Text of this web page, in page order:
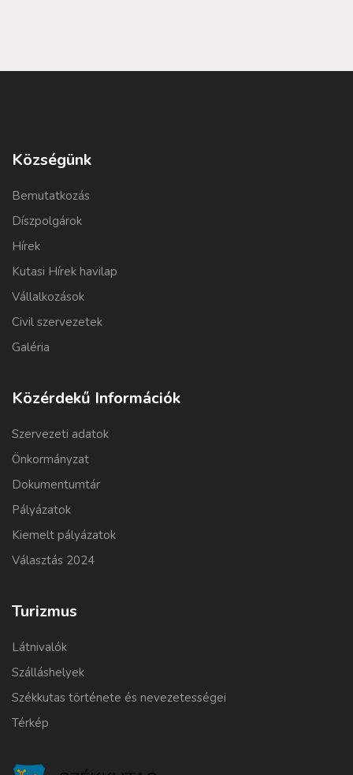
Községünk
Bemutatkozás
Díszpolgárok
Hírek
Kutasi Hírek havilap
Vállalkozások
Civil szervezetek
Galéria
Közérdekű Információk
Szervezeti adatok
Önkormányzat
Dokumentumtár
Pályázatok
Kiemelt pályázatok
Választás 2024
Turizmus
Látnivalók
Szálláshelyek
Székkutas története és nevezetességei
Térkép